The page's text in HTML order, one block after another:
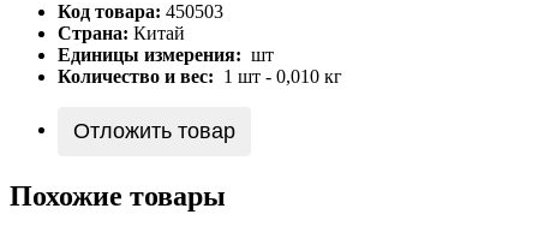
Код товара: 450503
Страна: Китай
Единицы измерения: шт
Количество и вес: 1 шт - 0,010 кг
Отложить товар
Похожие товары